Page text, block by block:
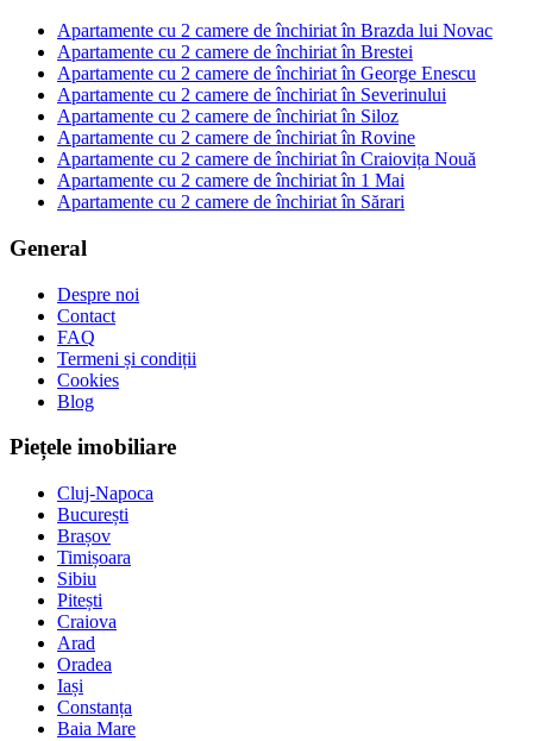
Apartamente cu 2 camere de închiriat în Brazda lui Novac
Apartamente cu 2 camere de închiriat în Brestei
Apartamente cu 2 camere de închiriat în George Enescu
Apartamente cu 2 camere de închiriat în Severinului
Apartamente cu 2 camere de închiriat în Siloz
Apartamente cu 2 camere de închiriat în Rovine
Apartamente cu 2 camere de închiriat în Craiovița Nouă
Apartamente cu 2 camere de închiriat în 1 Mai
Apartamente cu 2 camere de închiriat în Sărari
General
Despre noi
Contact
FAQ
Termeni și condiții
Cookies
Blog
Piețele imobiliare
Cluj-Napoca
București
Brașov
Timișoara
Sibiu
Pitești
Craiova
Arad
Oradea
Iași
Constanța
Baia Mare